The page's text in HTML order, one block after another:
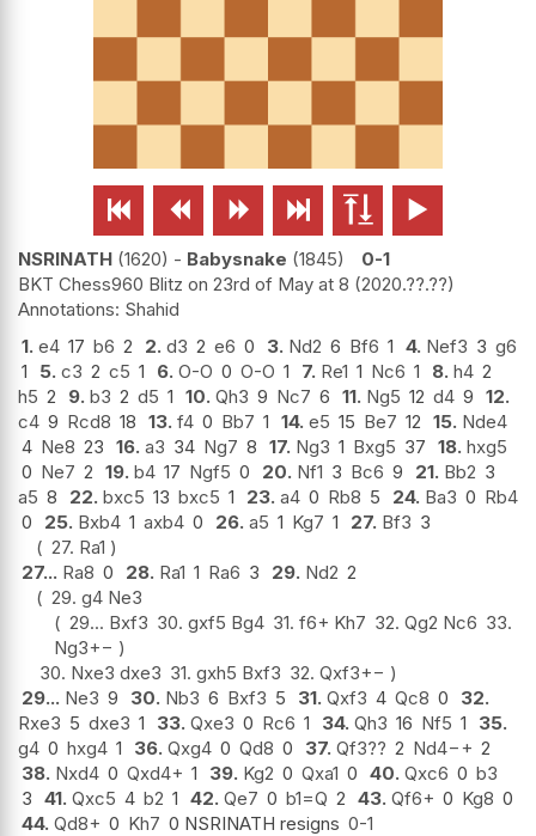
     
NSRINATH 1620 - Babysnake 1845
0-1
BKT Chess960 Blitz on 23rd of May at 8 2020.??.??
Shahid
1. e4 17 b6 2 2. d3 2 e6 0 3. Nd2 6 Bf6 1 4. Nef3 3 g6
1
5. c3 2 c5 1 6. O-O 0 O-O 1 7. Re1 1 Nc6 1 8. h4 2
h5 2 9. b3 2 d5 1 10. Qh3 9 Nc7 6 11. Ng5 12 d4 9 12.
c4 9 Rcd8 18 13. f4 0 Bb7 1 14. e5 15 Be7 12 15. Nde4
4 Ne8 23 16. a3 34 Ng7 8 17. Ng3 1 Bxg5 37 18. hxg5
0 Ne7 2 19. b4 17 Ngf5 0 20. Nf1 3 Bc6 9 21. Bb2 3
a5 8 22. bxc5 13 bxc5 1 23. a4 0 Rb8 5 24. Ba3 0 Rb4
0
25. Bxb4 1 axb4 0 26. a5 1 Kg7 1 27. Bf3 3
27. Ra1
27... Ra8 0 28. Ra1 1 Ra6 3 29. Nd2 2
29. g4 Ne3
29... Bxf3 30. gxf5 Bg4 31. f6+ Kh7 32. Qg2 Nc6 33.
Ng3+−
30. Nxe3 dxe3 31. gxh5 Bxf3 32. Qxf3+−
29... Ne3 9 30. Nb3 6 Bxf3 5 31. Qxf3 4 Qc8 0
32.
Rxe3 5 dxe3 1 33. Qxe3 0 Rc6 1 34. Qh3 16 Nf5 1
35.
g4 0 hxg4 1 36. Qxg4 0 Qd8 0 37. Qf3?? 2 Nd4−+ 2
38. Nxd4 0 Qxd4+ 1 39. Kg2 0 Qxa1 0 40. Qxc6 0 b3
3 41. Qxc5 4 b2 1 42. Qe7 0 b1=Q 2 43. Qf6+ 0 Kg8 0
44. Qd8+ 0 Kh7 0 NSRINATH resigns 0-1